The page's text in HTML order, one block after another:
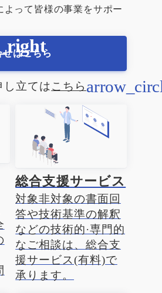
よって皆様の事業をサポー
せはこちら
し立てはこちら
総合支援サービス
対象非対象の書面回
答や技術基準の解釈
などの技術的·専門的
なご相談は、総合支
援サービス(有料)で
承ります。